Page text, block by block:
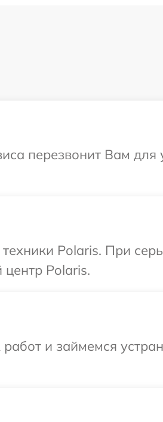
перезвонит Вам для
Polaris. При
Polaris.
и займемся